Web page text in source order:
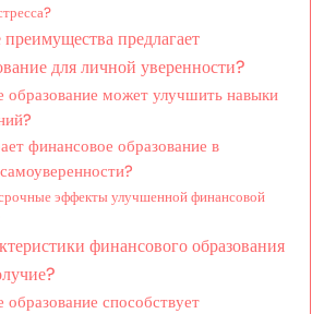
предлагает
для личной уверенности?
образование может улучшить навыки
финансовое образование в
эффекты улучшенной финансовой
финансового образования
способствует